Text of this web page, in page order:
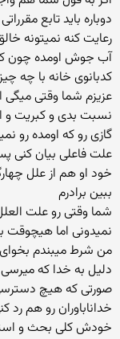
دوباره باید تابع
رعایت کنه نمیتونه
آب جوش اومده چون
کدبانوی خانه با چه
عزیزم شما وقتی میگی
نسبت بدی و کبریت و
گازی رو که اومده رو
علت فاعلی بیان کنی
خود او هم از علل
ببین برادرم
شما وقتی رو علت
نمیدونی اما هیچوقت
من شرط میبندم
دلیل به خدا که
صورتی که هیچ
خداناباوران رو هم
خودش کلی بحث و